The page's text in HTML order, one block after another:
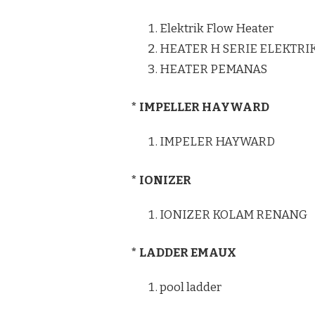
Elektrik Flow Heater
HEATER H SERIE
HEATER PEMANAS
* IMPELLER HAYWARD
IMPELER HAYWARD
* IONIZER
IONIZER KOLAM RENANG
* LADDER EMAUX
pool ladder